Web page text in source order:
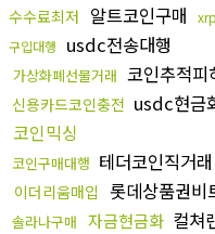
수수료최저 알트코인구매
구입대행
usdc전송대행
가상화폐선물거래 코인추적피
신용카드코인충전 usdc현금
코인믹싱
코인구매대행 테더코인직거래
이더리움매입 롯데상품권비
솔라나구매 자금현금화 컬쳐